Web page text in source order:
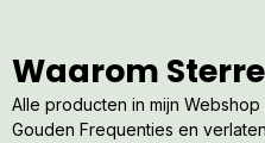
Waarom
Alle producten in mijn
Gouden Frequenties en